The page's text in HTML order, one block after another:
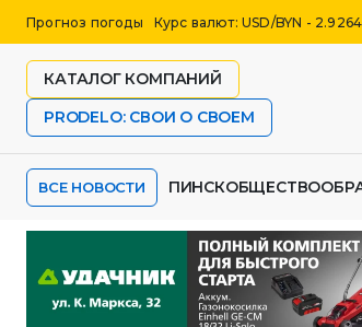
Прогноз погоды Курс валют: USD/BYN -
КАТАЛОГ КОМПАНИЙ
PRODELO: СВОИ О СВОЕМ
ВСЕ НОВОСТИ ПИНСКОБЩЕСТВО